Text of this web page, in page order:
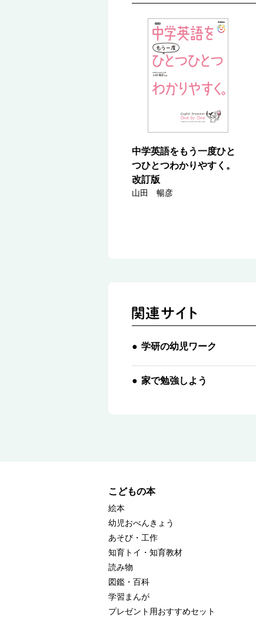
中学英語をもう一度ひと
つひとつわかりやすく。
改訂版
山田 暢彦
学研の幼児ワーク
家で勉強しよう
こどもの本
絵本
幼児おべんきょう
あそび・工作
知育トイ・知育教材
読み物
図鑑・百科
学習まんが
プレゼント用おすすめセット